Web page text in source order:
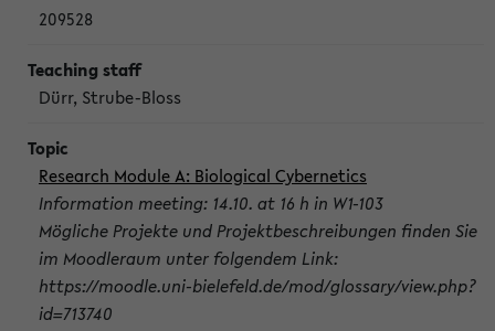
209528
Dürr, Strube-Bloss
Research Module A: Biological Cybernetics
Information meeting: 14.10. at 16 h in W1-103
Mögliche Projekte und Projektbeschreibungen finden Sie
im Moodleraum unter folgendem Link:
https://moodle.uni-bielefeld.de/mod/glossary/view.php?
id=713740